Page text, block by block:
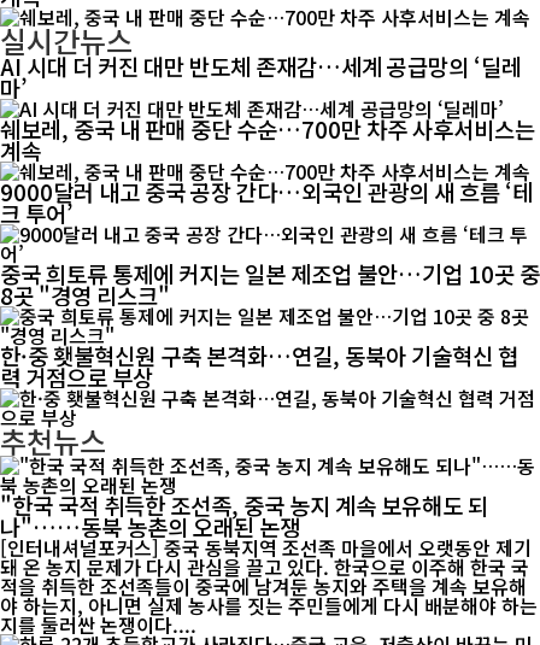
실시간뉴스
AI 시대 더 커진 대만 반도체 존재감…세계 공급망의 ‘딜레
마’
쉐보레, 중국 내 판매 중단 수순…700만 차주 사후서비스는
계속
9000달러 내고 중국 공장 간다…외국인 관광의 새 흐름 ‘테
크 투어’
중국 희토류 통제에 커지는 일본 제조업 불안…기업 10곳 중
8곳 "경영 리스크"
한·중 횃불혁신원 구축 본격화…연길, 동북아 기술혁신 협
력 거점으로 부상
추천뉴스
"한국 국적 취득한 조선족, 중국 농지 계속 보유해도 되
나"……동북 농촌의 오래된 논쟁
[인터내셔널포커스] 중국 동북지역 조선족 마을에서 오랫동안 제기
돼 온 농지 문제가 다시 관심을 끌고 있다. 한국으로 이주해 한국 국
적을 취득한 조선족들이 중국에 남겨둔 농지와 주택을 계속 보유해
야 하는지, 아니면 실제 농사를 짓는 주민들에게 다시 배분해야 하는
지를 둘러싼 논쟁이다....